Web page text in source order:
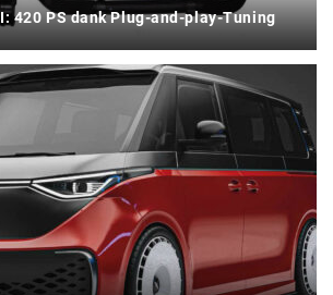
420 PS dank Plug-and-play-Tuning